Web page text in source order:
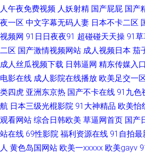
合 五月花成人视频 亚洲变态制服另类 中文字幕剧
资源网 东京成人网 狠狠鲁无码色导航 久草男女
国产在线欧 免费熟女av 欧美色图综合 日韩H网址
院免费 超碰最新网址 另类激情无毒不卡 欧美做爱
婷婷天堂 97超碰在线视 成人伊人性爱网 国产美女
日韩久久 亚洲老湿机 91可爱足交 97色狠 操逼视
人午夜免费视频 人妖射精 国产屁屁 国产
夜一区 中文字幕无码人妻 日本不卡二区
视频网 91日日夜夜91 超碰碰天天操 91
二区 国产激情视频网站 成人视频日本 茄
成人丝瓜视频下载 日韩逼网 精东传媒入口
电影在线 成人影院在线播放 欧美足交一
类四虎 亚洲东京热 国产不卡在线 91九色
航 日本三级光棍影院 91大神精品 欧美怡
观看网站 综合日韩欧美 草逼网首页 国产
站在线 69性影院 福利资源在线 91自拍最
人 黄色岛国网站 欧美一xxxxx 欧美gayv